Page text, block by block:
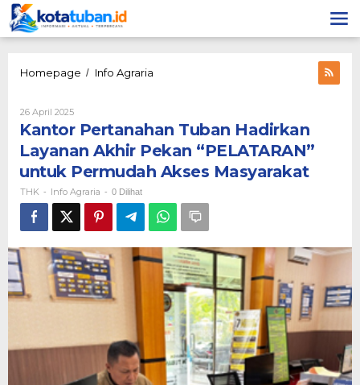
Lewati
ke
konten
Homepage / Info Agraria
Layanan
Akhir
Pekan
“PELATARAN”
Permudah
Akses
Masyarakat
26 April 2025Oleh
THK
Kantor Pertanahan Tuban Hadirkan
Layanan Akhir Pekan “PELATARAN”
untuk Permudah Akses Masyarakat
THK - Info Agraria - 0 Dilihat